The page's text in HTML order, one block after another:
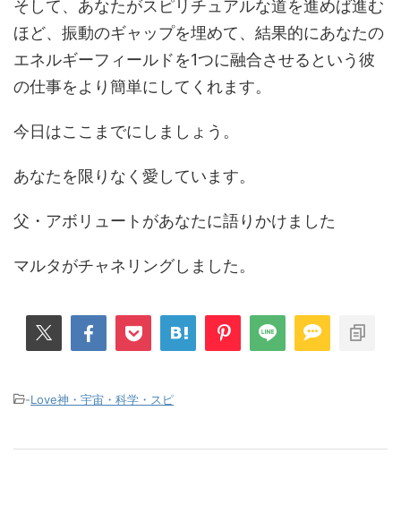
そして、あなたがスピリチュアルな道を進めば進む
ほど、振動のギャップを埋めて、結果的にあなたの
エネルギーフィールドを1つに融合させるという彼
の仕事をより簡単にしてくれます。
今日はここまでにしましょう。
あなたを限りなく愛しています。
父・アボリュートがあなたに語りかけました
マルタがチャネリングしました。
-Love神・宇宙・科学・スピ